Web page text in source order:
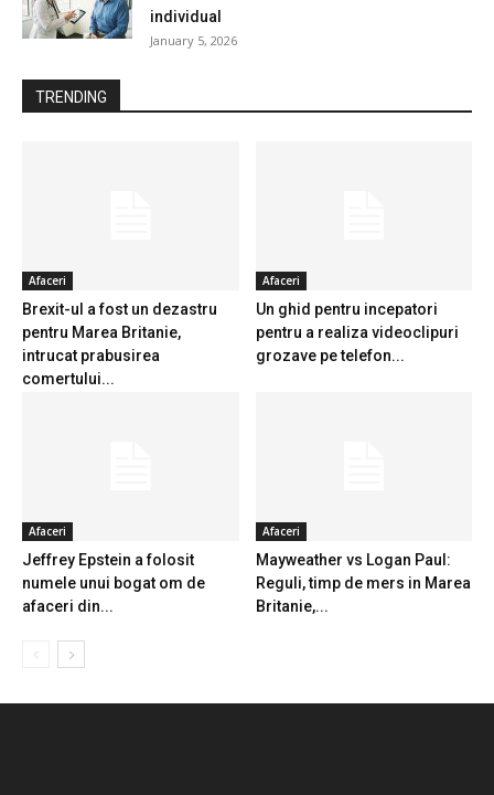
individual
January 5, 2026
TRENDING
Afaceri
Brexit-ul a fost un dezastru
pentru Marea Britanie,
intrucat prabusirea
comertului...
Afaceri
Un ghid pentru incepatori
pentru a realiza videoclipuri
grozave pe telefon...
Afaceri
Jeffrey Epstein a folosit
numele unui bogat om de
afaceri din...
Afaceri
Mayweather vs Logan Paul:
Reguli, timp de mers in Marea
Britanie,...